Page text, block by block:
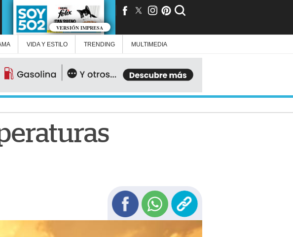
VERSIÓN IMPRESA
VIDA Y ESTILO TRENDING MULTIMEDIA